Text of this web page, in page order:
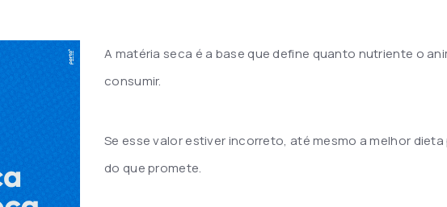
A matéria seca é a base que define quanto nutriente o
consumir.
Se esse valor estiver incorreto, até mesmo a melhor
do que promete.